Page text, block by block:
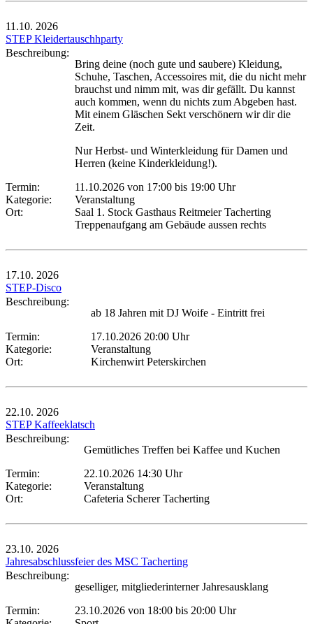
11.10. 2026
STEP Kleidertauschhparty
Beschreibung:
Bring deine (noch gute und saubere) Kleidung,
Schuhe, Taschen, Accessoires mit, die du nicht mehr
brauchst und nimm mit, was dir gefällt. Du kannst
auch kommen, wenn du nichts zum Abgeben hast.
Mit einem Gläschen Sekt verschönern wir dir die
Zeit.
Nur Herbst- und Winterkleidung für Damen und
Herren (keine Kinderkleidung!).
Termin:
11.10.2026 von 17:00 bis 19:00 Uhr
Kategorie:
Veranstaltung
Ort:
Saal 1. Stock Gasthaus Reitmeier Tacherting
Treppenaufgang am Gebäude aussen rechts
17.10. 2026
STEP-Disco
Beschreibung:
ab 18 Jahren mit DJ Woife - Eintritt frei
Termin:
17.10.2026 20:00 Uhr
Kategorie:
Veranstaltung
Ort:
Kirchenwirt Peterskirchen
22.10. 2026
STEP Kaffeeklatsch
Beschreibung:
Gemütliches Treffen bei Kaffee und Kuchen
Termin:
22.10.2026 14:30 Uhr
Kategorie:
Veranstaltung
Ort:
Cafeteria Scherer Tacherting
23.10. 2026
Jahresabschlussfeier des MSC Tacherting
Beschreibung:
geselliger, mitgliederinterner Jahresausklang
Termin:
23.10.2026 von 18:00 bis 20:00 Uhr